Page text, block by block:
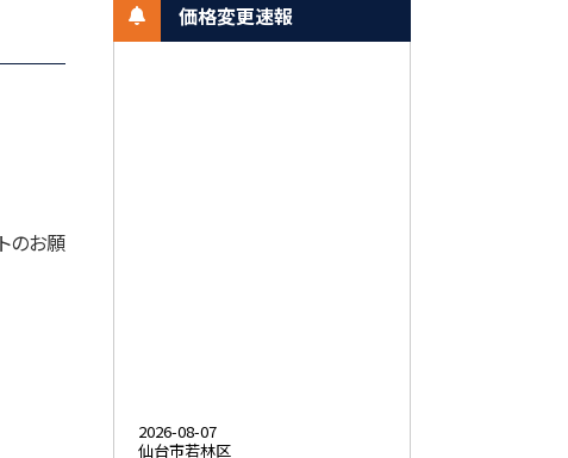
のお願
価格変更速報
2026-08-07
仙台市若林区